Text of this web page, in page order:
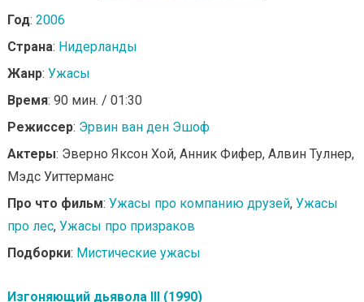
Год: 2006
Страна: Нидерланды
Жанр: Ужасы
Время: 90 мин. / 01:30
Режиссер: Эрвин ван ден Эшоф
Актеры: Эверно Яксон Хой, Анник Фифер, Алвин Тулнер,
Мэдс Уиттерманс
Про что фильм: Ужасы про компанию друзей, Ужасы
про лес, Ужасы про призраков
Подборки: Мистические ужасы
Изгоняющий дьявола III (1990)